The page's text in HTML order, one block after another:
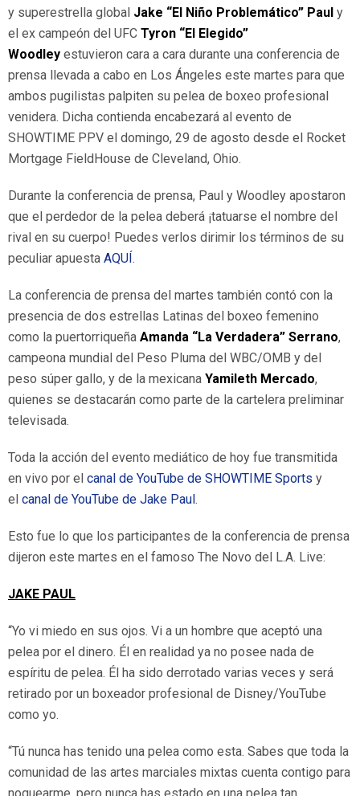
y superestrella global Jake “El Niño Problemático” Paul y
el ex campeón del UFC Tyron “El Elegido”
Woodley estuvieron cara a cara durante una conferencia de
prensa llevada a cabo en Los Ángeles este martes para que
ambos pugilistas palpiten su pelea de boxeo profesional
venidera. Dicha contienda encabezará al evento de
SHOWTIME PPV el domingo, 29 de agosto desde el Rocket
Mortgage FieldHouse de Cleveland, Ohio.
Durante la conferencia de prensa, Paul y Woodley apostaron
que el perdedor de la pelea deberá ¡tatuarse el nombre del
rival en su cuerpo! Puedes verlos dirimir los términos de su
peculiar apuesta AQUÍ.
La conferencia de prensa del martes también contó con la
presencia de dos estrellas Latinas del boxeo femenino
como la puertorriqueña Amanda “La Verdadera” Serrano,
campeona mundial del Peso Pluma del WBC/OMB y del
peso súper gallo, y de la mexicana Yamileth Mercado,
quienes se destacarán como parte de la cartelera preliminar
televisada.
Toda la acción del evento mediático de hoy fue transmitida
en vivo por el canal de YouTube de SHOWTIME Sports y
el canal de YouTube de Jake Paul.
Esto fue lo que los participantes de la conferencia de prensa
dijeron este martes en el famoso The Novo del L.A. Live:
JAKE PAUL
“Yo vi miedo en sus ojos. Vi a un hombre que aceptó una
pelea por el dinero. Él en realidad ya no posee nada de
espíritu de pelea. Él ha sido derrotado varias veces y será
retirado por un boxeador profesional de Disney/YouTube
como yo.
“Tú nunca has tenido una pelea como esta. Sabes que toda la
comunidad de las artes marciales mixtas cuenta contigo para
noquearme, pero nunca has estado en una pelea tan